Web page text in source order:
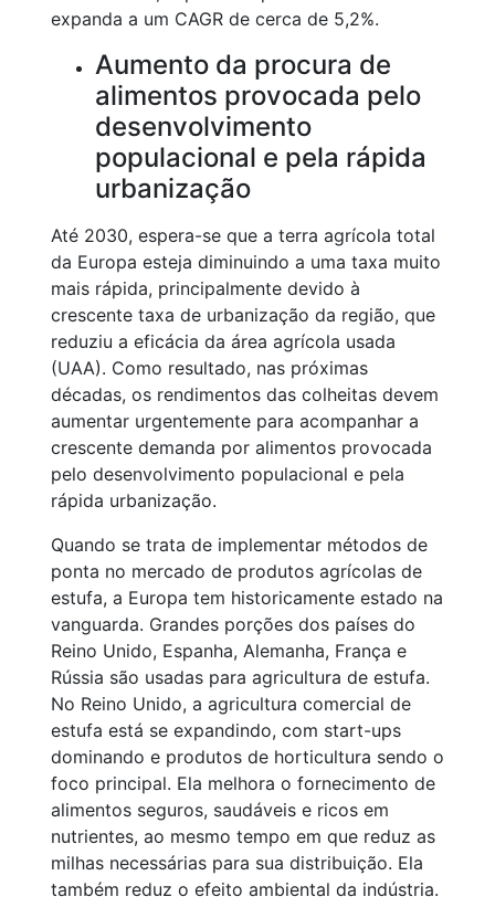
expanda a um CAGR de cerca de 5,2%.
Aumento da procura de
alimentos provocada pelo
desenvolvimento
populacional e pela rápida
urbanização
Até 2030, espera-se que a terra agrícola total
da Europa esteja diminuindo a uma taxa muito
mais rápida, principalmente devido à
crescente taxa de urbanização da região, que
reduziu a eficácia da área agrícola usada
(UAA). Como resultado, nas próximas
décadas, os rendimentos das colheitas devem
aumentar urgentemente para acompanhar a
crescente demanda por alimentos provocada
pelo desenvolvimento populacional e pela
rápida urbanização.
Quando se trata de implementar métodos de
ponta no mercado de produtos agrícolas de
estufa, a Europa tem historicamente estado na
vanguarda. Grandes porções dos países do
Reino Unido, Espanha, Alemanha, França e
Rússia são usadas para agricultura de estufa.
No Reino Unido, a agricultura comercial de
estufa está se expandindo, com start-ups
dominando e produtos de horticultura sendo o
foco principal. Ela melhora o fornecimento de
alimentos seguros, saudáveis e ricos em
nutrientes, ao mesmo tempo em que reduz as
milhas necessárias para sua distribuição. Ela
também reduz o efeito ambiental da indústria.